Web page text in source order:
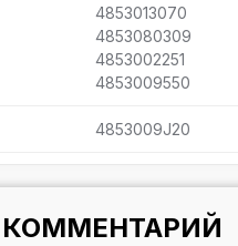
4853013070
4853080309
4853002251
4853009550
4853009J20